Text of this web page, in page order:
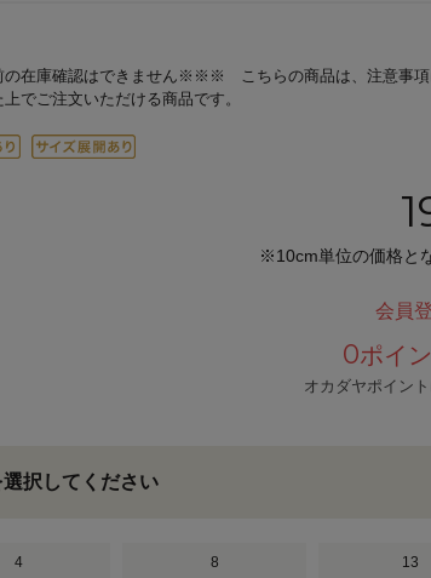
在庫確認はできません※※※ こちらの商品は、注意事項
でご注文いただける商品です。
※10cm単位の価格と
会員
0ポイ
オカダヤポイン
選択してください
4 8 13